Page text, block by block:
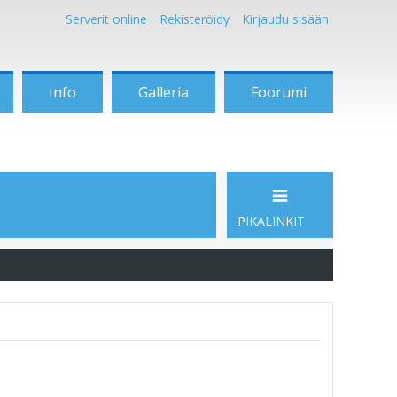
Serverit online Rekisteröidy Kirjaudu sisään
Info Galleria Foorumi
PIKALINKIT